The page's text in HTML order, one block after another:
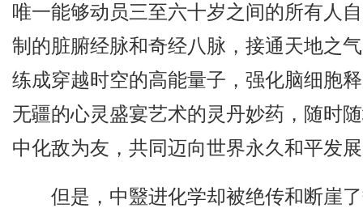
唯一能够动员三至六十岁之间的所有人
制的脏腑经脉和奇经八脉，接通天地之
练成穿越时空的高能量子，强化脑细胞
无疆的心灵盛宴艺术的灵丹妙药，随时
中化敌为友，共同迈向世界永久和平发
但是，中毉进化学却被绝传和断崖